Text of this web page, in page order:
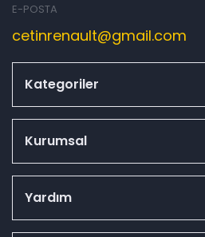
E-POSTA
cetinrenault@gmail.com
Kategoriler
Kurumsal
Yardım